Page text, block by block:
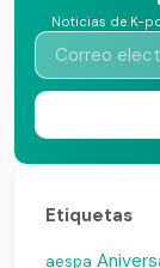
Noticias de K-
Etiquetas
aespa